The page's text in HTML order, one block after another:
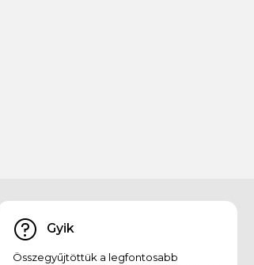
Gyik
Összegyűjtöttük a legfontosabb